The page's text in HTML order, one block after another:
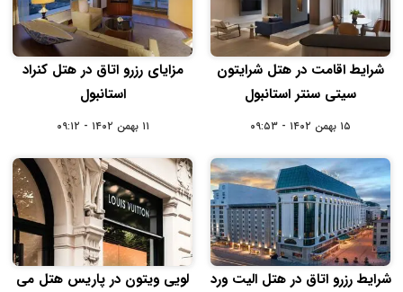
شرایط اقامت در هتل شرایتون
سیتی سنتر استانبول
۱۵ بهمن ۱۴۰۲ - ۰۹:۵۳
مزایای رزرو اتاق در هتل کنراد
استانبول
۱۱ بهمن ۱۴۰۲ - ۰۹:۱۲
شرایط رزرو اتاق در هتل الیت ورد
لویی ویتون در پاریس هتل می